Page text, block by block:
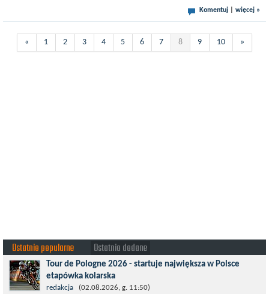
Komentuj więcej »
« 1 2 3 4 5 6 7 8 9 10 »
Ostatnio popularne Ostatnio dodane
Tour de Pologne 2026 - startuje największa w Polsce
etapówka kolarska
Tour de Pologne 2026 to jedno z najbardziej prestiżowych
redakcja (02.08.2026, g. 11:50)